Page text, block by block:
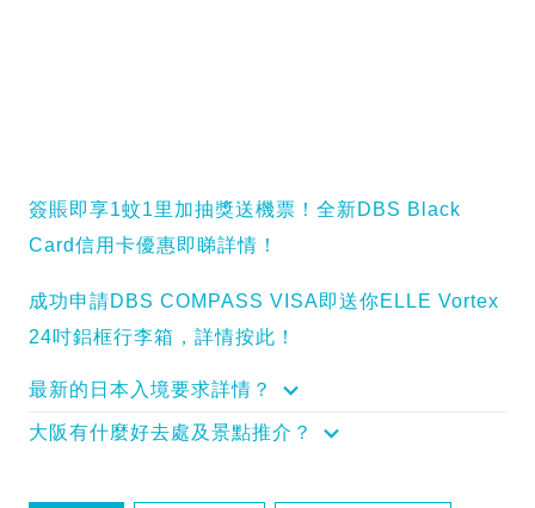
簽賬即享1蚊1里加抽獎送機票！全新DBS Black
Card信用卡優惠即睇詳情！
成功申請DBS COMPASS VISA即送你ELLE Vortex
24吋鋁框行李箱，詳情按此！
最新的日本入境要求詳情？
大阪有什麼好去處及景點推介？